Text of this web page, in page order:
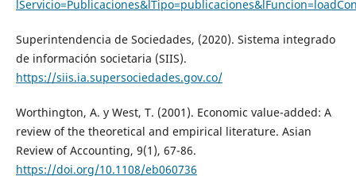
Superintendencia de Sociedades, (2020). Sistema integrado
de información societaria (SIIS).
https://siis.ia.supersociedades.gov.co/
Worthington, A. y West, T. (2001). Economic value-added: A
review of the theoretical and empirical literature. Asian
Review of Accounting, 9(1), 67-86.
https://doi.org/10.1108/eb060736